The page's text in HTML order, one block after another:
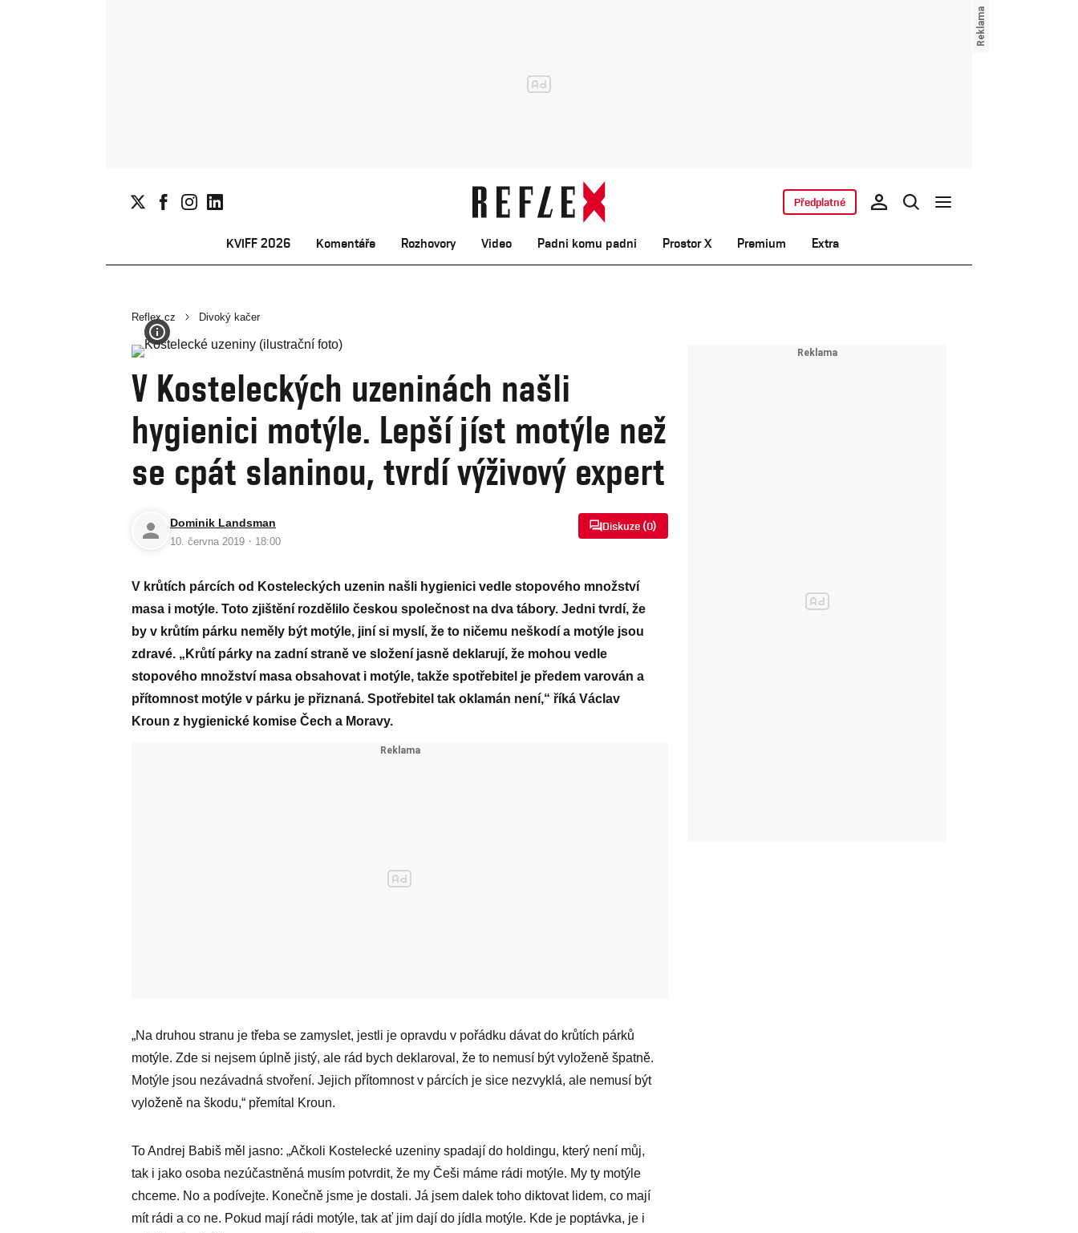
KVIFF 2026 Komentáře Rozhovory Video Padni komu padni Prostor X Premium Extra
Předplatné
Reflex.cz Divoký kačer
V Kosteleckých uzeninách našli
hygienici motýle. Lepší jíst motýle než
se cpát slaninou, tvrdí výživový expert
Dominik Landsman
10. června 2019 · 18:00
Diskuze (0)
V krůtích párcích od Kosteleckých uzenin našli hygienici vedle stopového množství
masa i motýle. Toto zjištění rozdělilo českou společnost na dva tábory. Jedni tvrdí, že
by v krůtím párku neměly být motýle, jiní si myslí, že to ničemu neškodí a motýle jsou
zdravé. „Krůtí párky na zadní straně ve složení jasně deklarují, že mohou vedle
stopového množství masa obsahovat i motýle, takže spotřebitel je předem varován a
přítomnost motýle v párku je přiznaná. Spotřebitel tak oklamán není,“ říká Václav
Kroun z hygienické komise Čech a Moravy.
„Na druhou stranu je třeba se zamyslet, jestli je opravdu v pořádku dávat do krůtích párků
motýle. Zde si nejsem úplně jistý, ale rád bych deklaroval, že to nemusí být vyloženě špatně.
Motýle jsou nezávadná stvoření. Jejich přítomnost v párcích je sice nezvyklá, ale nemusí být
vyloženě na škodu,“ přemítal Kroun.
To Andrej Babiš měl jasno: „Ačkoli Kostelecké uzeniny spadají do holdingu, který není můj,
tak i jako osoba nezúčastněná musím potvrdit, že my Češi máme rádi motýle. My ty motýle
chceme. No a podívejte. Konečně jsme je dostali. Já jsem dalek toho diktovat lidem, co mají
mít rádi a co ne. Pokud mají rádi motýle, tak ať jim dají do jídla motýle. Kde je poptávka, je i